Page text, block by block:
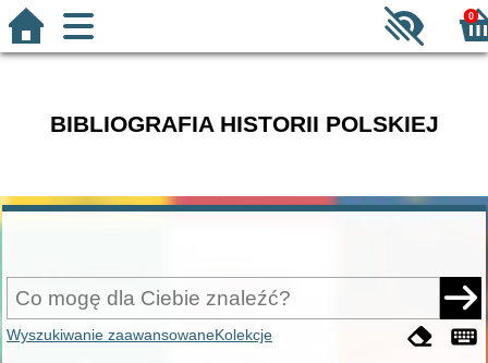
0
BIBLIOGRAFIA HISTORII POLSKIEJ
Wyszukiwanie zaawansowaneKolekcje